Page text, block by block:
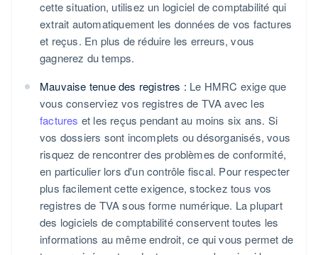
cette situation, utilisez un logiciel de comptabilité qui
extrait automatiquement les données de vos factures
et reçus. En plus de réduire les erreurs, vous
gagnerez du temps.
Mauvaise tenue des registres : Le HMRC exige que
vous conserviez vos registres de TVA avec les
factures et les reçus pendant au moins six ans. Si
vos dossiers sont incomplets ou désorganisés, vous
risquez de rencontrer des problèmes de conformité,
en particulier lors d'un contrôle fiscal. Pour respecter
plus facilement cette exigence, stockez tous vos
registres de TVA sous forme numérique. La plupart
des logiciels de comptabilité conservent toutes les
informations au même endroit, ce qui vous permet de